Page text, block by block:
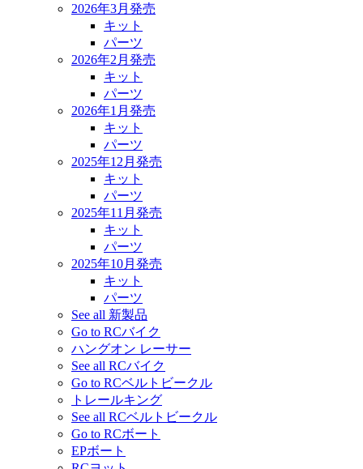
2026年3月発売
キット
パーツ
2026年2月発売
キット
パーツ
2026年1月発売
キット
パーツ
2025年12月発売
キット
パーツ
2025年11月発売
キット
パーツ
2025年10月発売
キット
パーツ
See all 新製品
Go to RCバイク
ハングオン レーサー
See all RCバイク
Go to RCベルトビークル
トレールキング
See all RCベルトビークル
Go to RCボート
EPボート